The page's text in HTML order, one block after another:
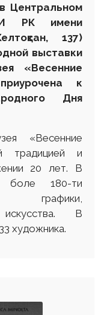
Центральном
РК имени
137)
выставки
«Весенние
к
Дня
«Весенние
традицией и
20 лет. В
боле 180-ти
графики,
искусства. В
художника.